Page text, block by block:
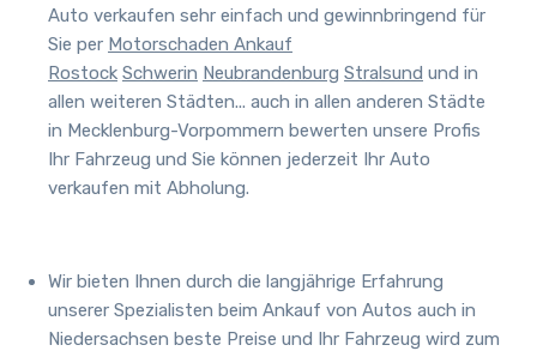
Auto verkaufen sehr einfach und gewinnbringend für
Sie per Motorschaden Ankauf
Rostock Schwerin Neubrandenburg Stralsund und in
allen weiteren Städten... auch in allen anderen Städte
in Mecklenburg-Vorpommern bewerten unsere Profis
Ihr Fahrzeug und Sie können jederzeit Ihr Auto
verkaufen mit Abholung.
Wir bieten Ihnen durch die langjährige Erfahrung
unserer Spezialisten beim Ankauf von Autos auch in
Niedersachsen beste Preise und Ihr Fahrzeug wird zum